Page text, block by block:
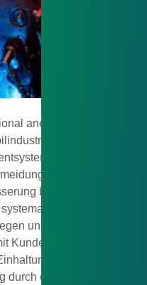
anerkannter
Sie fordert ein
das auf
und
beruht.
managen,
und eine
Kunden und
dieser
externe Audits